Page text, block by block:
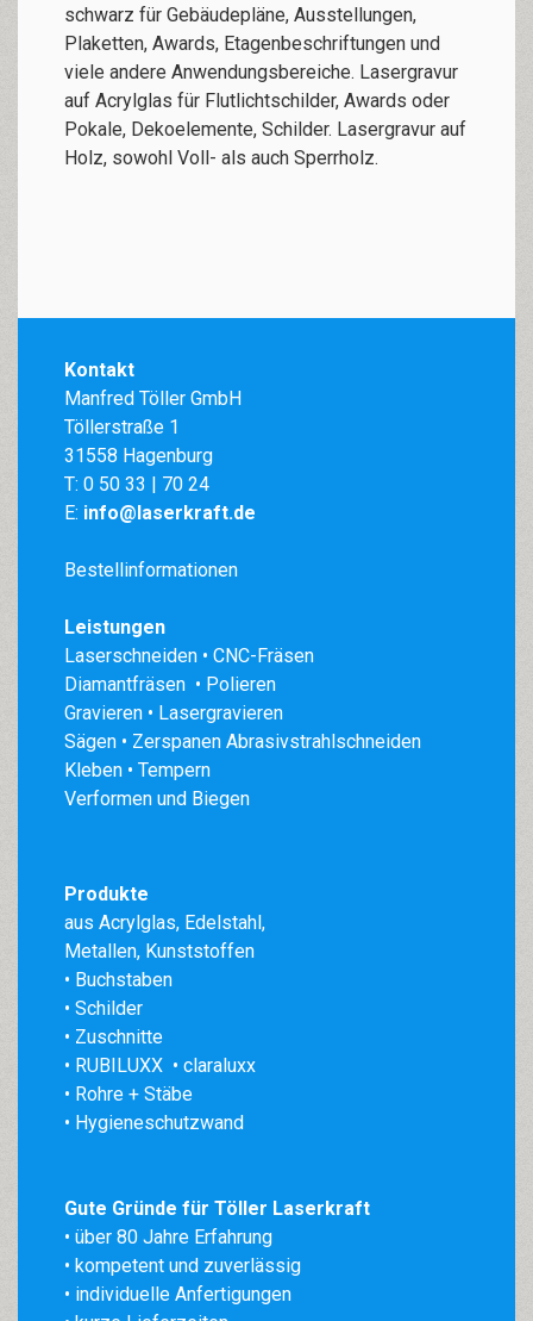
schwarz für Gebäude­pläne, Ausstellungen,
Plaketten, Awards, Etagen­beschrif­tungen und
viele andere Anwen­dungs­­bereiche. Lasergravur
auf Acrylglas für Flutlichtschilder, Awards oder
Pokale, Dekoelemente, Schilder. Laser­gravur auf
Holz, sowohl Voll- als auch Sperrholz.
Kontakt
Manfred Töller GmbH
Töllerstraße 1
31558 Hagenburg
T: 0 50 33 | 70 24
E: info@laserkraft.de
Bestellinformationen
Leistungen
Laserschneiden • CNC-Fräsen
Diamantfräsen • Polieren
Gravieren • Lasergravieren
Sägen • Zerspanen Abrasivstrahlschneiden
Kleben • Tempern
Verformen und Biegen
Produkte
aus Acrylglas, Edelstahl ,
Metallen, Kunststoffen
• Buchstaben
• Schilder
• Zuschnitte
• RUBILUXX • claraluxx
• Rohre + Stäbe
• Hygieneschutzwand
Gute Gründe für Töller Laserkraft
• über 80 Jahre Erfahrung
• kompetent und zuverlässig
• individuelle Anfertigungen